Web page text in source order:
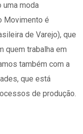
uma moda
Movimento é
de Varejo), que
quem trabalha em
também com a
que está
de produção.